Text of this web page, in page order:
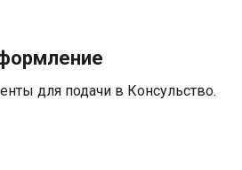
для подачи в Консульство.